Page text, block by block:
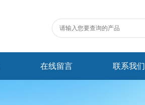
在线留言 联系我们